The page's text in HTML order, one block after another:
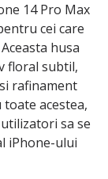
14 Pro Max
cei care
husa
floral subtil,
rafinament
acestea,
sa se
iPhone-ului